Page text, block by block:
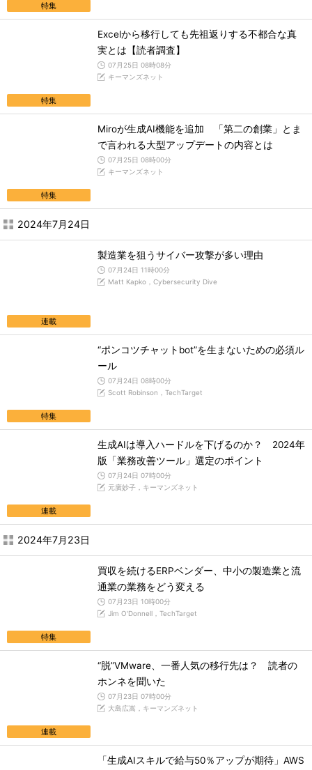
特集
特集
Excelから移行しても先祖返りする不都合な真
実とは【読者調査】
07月25日 08時08分
キーマンズネット
特集
Miroが生成AI機能を追加 「第二の創業」とま
で言われる大型アップデートの内容とは
07月25日 08時00分
キーマンズネット
2024年7月24日
連載
製造業を狙うサイバー攻撃が多い理由
07月24日 11時00分
Matt Kapko，Cybersecurity Dive
特集
“ポンコツチャットbot”を生まないための必須ル
ール
07月24日 08時00分
Scott Robinson，TechTarget
連載
生成AIは導入ハードルを下げるのか？ 2024年
版「業務改善ツール」選定のポイント
07月24日 07時00分
元廣妙子，キーマンズネット
2024年7月23日
特集
買収を続けるERPベンダー、中小の製造業と流
通業の業務をどう変える
07月23日 10時00分
Jim O'Donnell，TechTarget
連載
“脱”VMware、一番人気の移行先は？ 読者の
ホンネを聞いた
07月23日 07時00分
大島広嵩，キーマンズネット
「生成AIスキルで給与50％アップが期待」AWS